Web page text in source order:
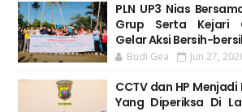
PLN UP3 Nias
Grup Serta Kejari
Gelar Aksi Bersih-
Budi Gea Jun 27,
CCTV dan HP
Yang Diperiksa Di